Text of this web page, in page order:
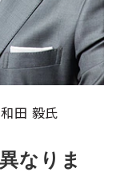
田 毅氏
なりま